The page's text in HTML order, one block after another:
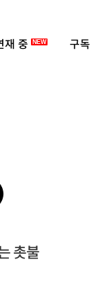
재 중 NEW 구독
촛불